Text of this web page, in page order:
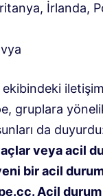
İrlanda,
ekibindeki
gruplara
da
veya acil
bir acil
. Acil durum